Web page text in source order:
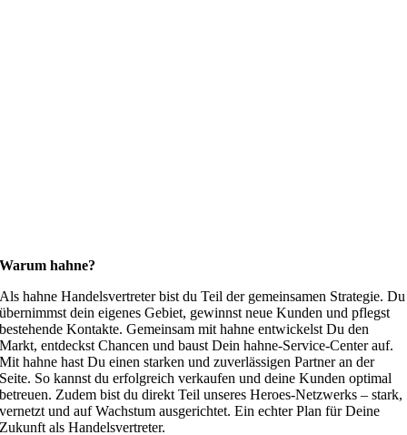
Warum hahne?
Als hahne Handelsvertreter bist du Teil der gemeinsamen Strategie. Du
übernimmst dein eigenes Gebiet, gewinnst neue Kunden und pflegst
bestehende Kontakte. Gemeinsam mit hahne entwickelst Du den
Markt, entdeckst Chancen und baust Dein hahne-Service-Center auf.
Mit hahne hast Du einen starken und zuverlässigen Partner an der
Seite. So kannst du erfolgreich verkaufen und deine Kunden optimal
betreuen. Zudem bist du direkt Teil unseres Heroes-Netzwerks – stark,
vernetzt und auf Wachstum ausgerichtet. Ein echter Plan für Deine
Zukunft als Handelsvertreter.